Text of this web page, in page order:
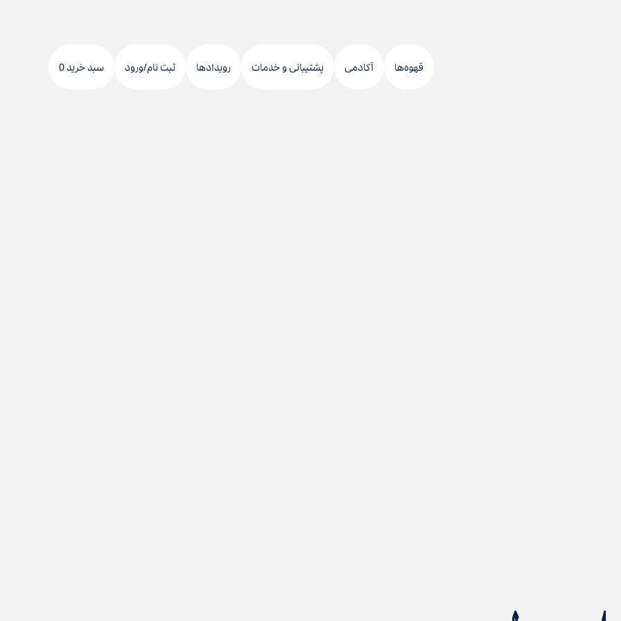
قهوه‌ها آکادمی پشتیبانی و خدمات رویدادها ثبت نام/ورود سبد خرید 0